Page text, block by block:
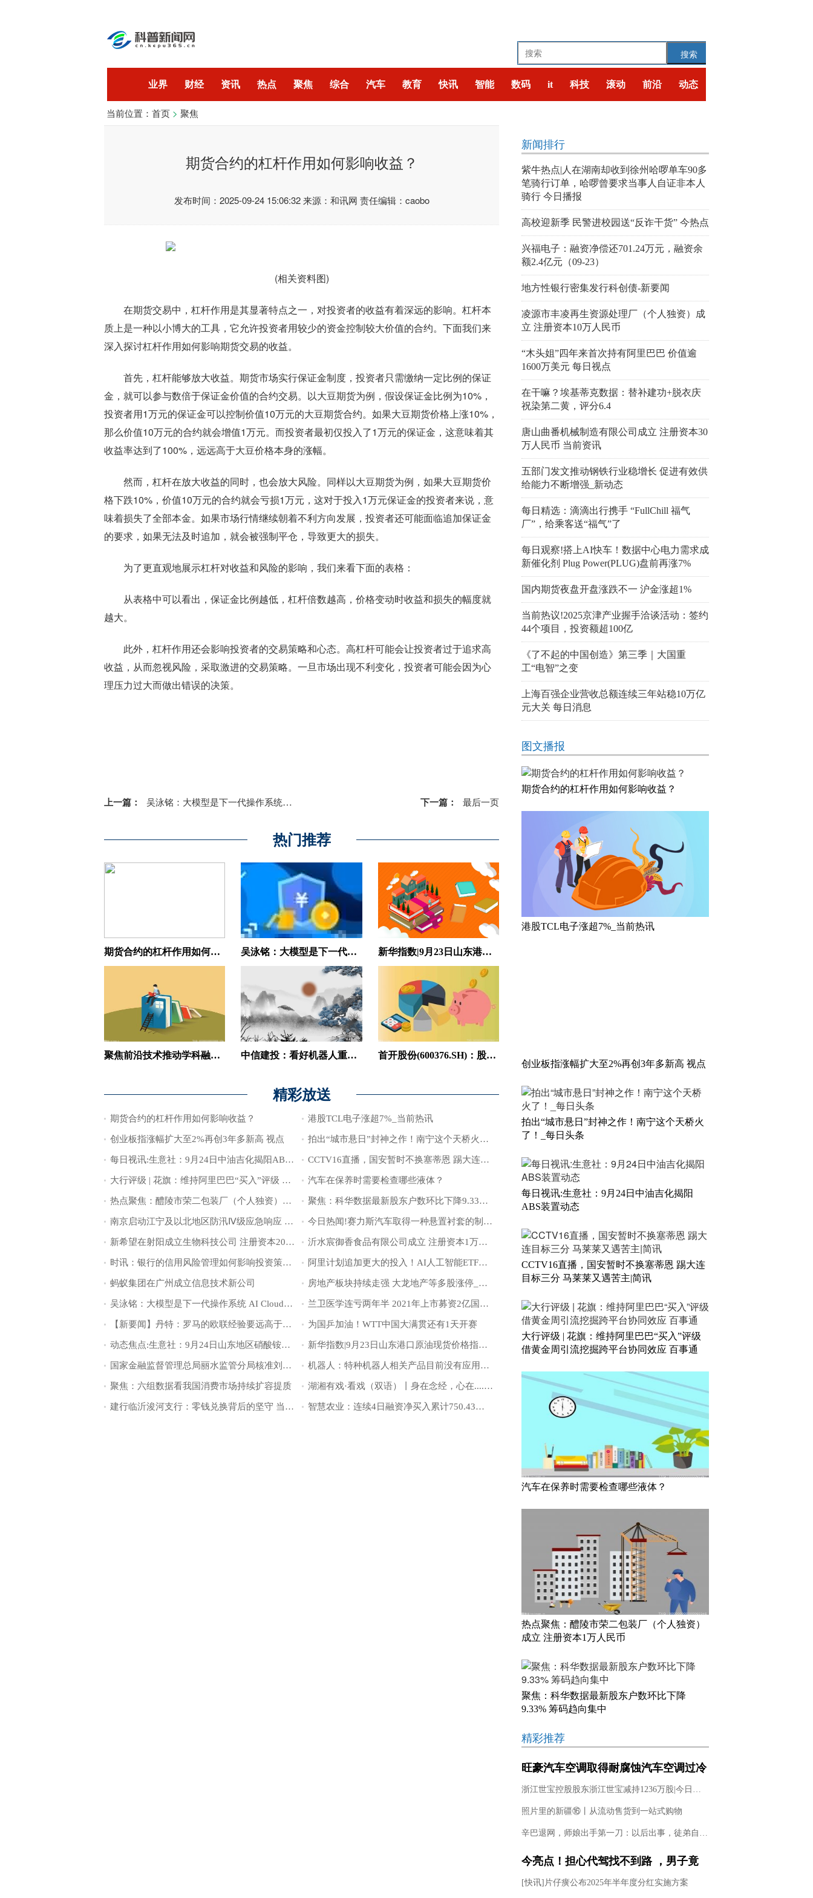
搜索
业界 财经 资讯 热点 聚焦 综合 汽车 教育 快讯 智能 数码 it 科技 滚动 前沿 动态
开发 技术
当前位置： 首页 > 聚焦
期货合约的杠杆作用如何影响收益？
发布时间：2025-09-24 15:06:32 来源：和讯网 责任编辑：caobo
(相关资料图)
在期货交易中，杠杆作用是其显著特点之一，对投资者的收益有着深远的影响。杠杆本
质上是一种以小博大的工具，它允许投资者用较少的资金控制较大价值的合约。下面我们来
深入探讨杠杆作用如何影响期货交易的收益。
首先，杠杆能够放大收益。期货市场实行保证金制度，投资者只需缴纳一定比例的保证
金，就可以参与数倍于保证金价值的合约交易。以大豆期货为例，假设保证金比例为10%，
投资者用1万元的保证金可以控制价值10万元的大豆期货合约。如果大豆期货价格上涨10%，
那么价值10万元的合约就会增值1万元。而投资者最初仅投入了1万元的保证金，这意味着其
收益率达到了100%，远远高于大豆价格本身的涨幅。
然而，杠杆在放大收益的同时，也会放大风险。同样以大豆期货为例，如果大豆期货价
格下跌10%，价值10万元的合约就会亏损1万元，这对于投入1万元保证金的投资者来说，意
味着损失了全部本金。如果市场行情继续朝着不利方向发展，投资者还可能面临追加保证金
的要求，如果无法及时追加，就会被强制平仓，导致更大的损失。
为了更直观地展示杠杆对收益和风险的影响，我们来看下面的表格：
从表格中可以看出，保证金比例越低，杠杆倍数越高，价格变动时收益和损失的幅度就
越大。
此外，杠杆作用还会影响投资者的交易策略和心态。高杠杆可能会让投资者过于追求高
收益，从而忽视风险，采取激进的交易策略。一旦市场出现不利变化，投资者可能会因为心
理压力过大而做出错误的决策。
上一篇： 吴泳铭：大模型是下一代操作系统 AI Cloud是下一代计算机|独家 下一篇： 最后一页
热门推荐
期货合约的杠杆作用如何影响收益？ 吴泳铭：大模型是下一代操作系统 AI Cloud是下一代计算机|独家 新华指数|9月23日山东港口原油现货价格指数较前一交易日上涨1.42%
聚焦前沿技术推动学科融合 2025华夏外科论坛在厦举办_独家焦点 中信建投：看好机器人重回科技成长配置主线|微头条 首开股份(600376.SH)：股价短期上涨过快严重偏离基本面 可能存在下跌风险 焦点热文
精彩放送
期货合约的杠杆作用如何影响收益？ 港股TCL电子涨超7%_当前热讯
创业板指涨幅扩大至2%再创3年多新高 视点 拍出“城市悬日”封神之作！南宁这个天桥火了！_每日头条
每日视讯:生意社：9月24日中油吉化揭阳ABS装置动态 CCTV16直播，国安暂时不换塞蒂恩 踢大连目标三分 马莱莱又遇苦主|简讯
大行评级 | 花旗：维持阿里巴巴“买入”评级 借黄金周引流挖掘跨平台协同效应 百事通 汽车在保养时需要检查哪些液体？
热点聚焦：醴陵市荣二包装厂（个人独资）成立 注册资本1万人民币 聚焦：科华数据最新股东户数环比下降9.33% 筹码趋向集中
南京启动江宁及以北地区防汛Ⅳ级应急响应 当前热讯 今日热闻!赛力斯汽车取得一种悬置衬套的制造方法及悬置衬套专利
新希望在射阳成立生物科技公司 注册资本2000万-每日速递 沂水宸御香食品有限公司成立 注册资本1万人民币
时讯：银行的信用风险管理如何影响投资策略？ 阿里计划追加更大的投入！AI人工智能ETF涨超2.0% 视点
蚂蚁集团在广州成立信息技术新公司 房地产板块持续走强 大龙地产等多股涨停_当前看点
吴泳铭：大模型是下一代操作系统 AI Cloud是下一代计算机|独家 兰卫医学连亏两年半 2021年上市募资2亿国金证券保荐
【新要闻】丹特：罗马的欧联经验要远高于尼斯，我们要利用好主场优势 为国乒加油！WTT中国大满贯还有1天开赛
动态焦点:生意社：9月24日山东地区硝酸铵价格暂稳 新华指数|9月23日山东港口原油现货价格指数较前一交易日上涨1.42%
国家金融监督管理总局丽水监管分局核准刘晨遂昌农商银行副行长 每日焦点 机器人：特种机器人相关产品目前没有应用在空间站_当前热议
聚焦：六组数据看我国消费市场持续扩容提质 湖湘有戏·看戏（双语）丨身在念经，心在...... 网友：演我看见美男的样子吗？ 焦点精选
建行临沂浚河支行：零钱兑换背后的坚守 当前热讯 智慧农业：连续4日融资净买入累计750.43万元（09-23） 微动态
新闻排行
紫牛热点|人在湖南却收到徐州哈啰单车90多
笔骑行订单，哈啰曾要求当事人自证非本人
骑行 今日播报
高校迎新季 民警进校园送“反诈干货” 今热点
兴福电子：融资净偿还701.24万元，融资余
额2.4亿元（09-23）
地方性银行密集发行科创债-新要闻
凌源市丰凌再生资源处理厂（个人独资）成
立 注册资本10万人民币
“木头姐”四年来首次持有阿里巴巴 价值逾
1600万美元 每日视点
在干嘛？埃基蒂克数据：替补建功+脱衣庆
祝染第二黄，评分6.4
唐山曲番机械制造有限公司成立 注册资本30
万人民币 当前资讯
五部门发文推动钢铁行业稳增长 促进有效供
给能力不断增强_新动态
每日精选：滴滴出行携手 “FullChill 福气
厂”，给乘客送“福气”了
每日观察!搭上AI快车！数据中心电力需求成
新催化剂 Plug Power(PLUG)盘前再涨7%
国内期货夜盘开盘涨跌不一 沪金涨超1%
当前热议!2025京津产业握手洽谈活动：签约
44个项目，投资额超100亿
《了不起的中国创造》第三季｜大国重
工“电智”之变
上海百强企业营收总额连续三年站稳10万亿
元大关 每日消息
图文播报
期货合约的杠杆作用如何影响收益？
港股TCL电子涨超7%_当前热讯
创业板指涨幅扩大至2%再创3年多新高 视点
拍出“城市悬日”封神之作！南宁这个天桥火
了！_每日头条
每日视讯:生意社：9月24日中油吉化揭阳
ABS装置动态
CCTV16直播，国安暂时不换塞蒂恩 踢大连
目标三分 马莱莱又遇苦主|简讯
大行评级 | 花旗：维持阿里巴巴“买入”评级
借黄金周引流挖掘跨平台协同效应 百事通
汽车在保养时需要检查哪些液体？
热点聚焦：醴陵市荣二包装厂（个人独资）
成立 注册资本1万人民币
聚焦：科华数据最新股东户数环比下降
9.33% 筹码趋向集中
精彩推荐
旺豪汽车空调取得耐腐蚀汽车空调过冷
式储液干燥器总成专利，延长整个装置
的使用寿命
照片里的新疆⑯丨从流动售货到一站式购物
今亮点！担心代驾找不到路 ，男子竟
酒后开车“寻”代驾
[快讯]片仔癀公布2025年半年度分红实施方案